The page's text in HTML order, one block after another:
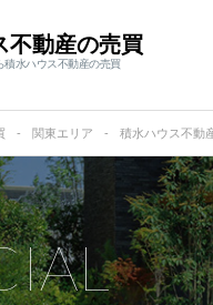
不動産の売買
積水ハウス不動産の売買
関東エリア 積水ハウス不動